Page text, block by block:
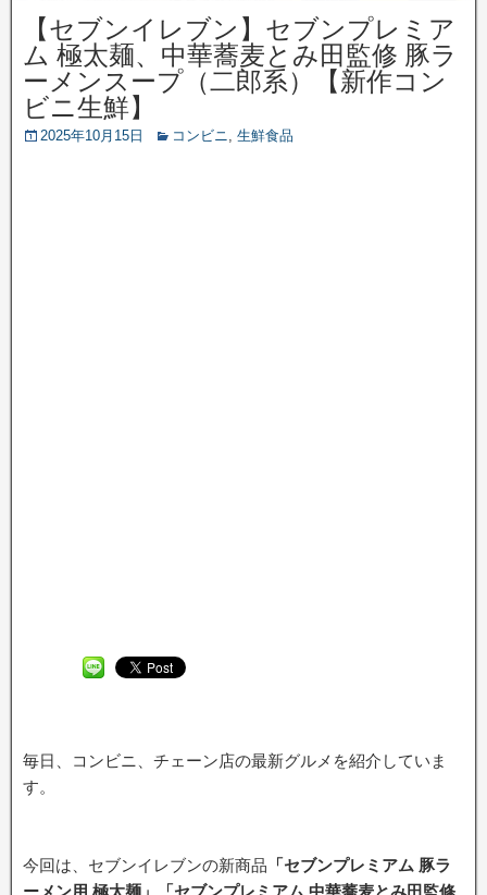
【セブンイレブン】セブンプレミア
ム 極太麺、中華蕎麦とみ田監修 豚ラ
ーメンスープ（二郎系）【新作コン
ビニ生鮮】
2025年10月15日 コンビニ, 生鮮食品
毎日、コンビニ、チェーン店の最新グルメを紹介していま
す。
今回は、セブンイレブンの新商品 「セブンプレミアム 豚ラ
ーメン用 極太麺」「セブンプレミアム 中華蕎麦とみ田監修